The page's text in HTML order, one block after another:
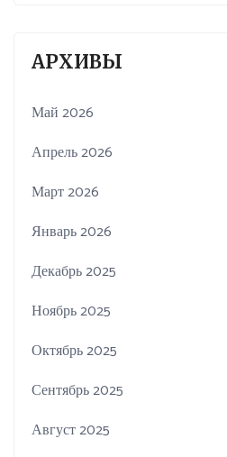
АРХИВЫ
Май 2026
Апрель 2026
Март 2026
Январь 2026
Декабрь 2025
Ноябрь 2025
Октябрь 2025
Сентябрь 2025
Август 2025